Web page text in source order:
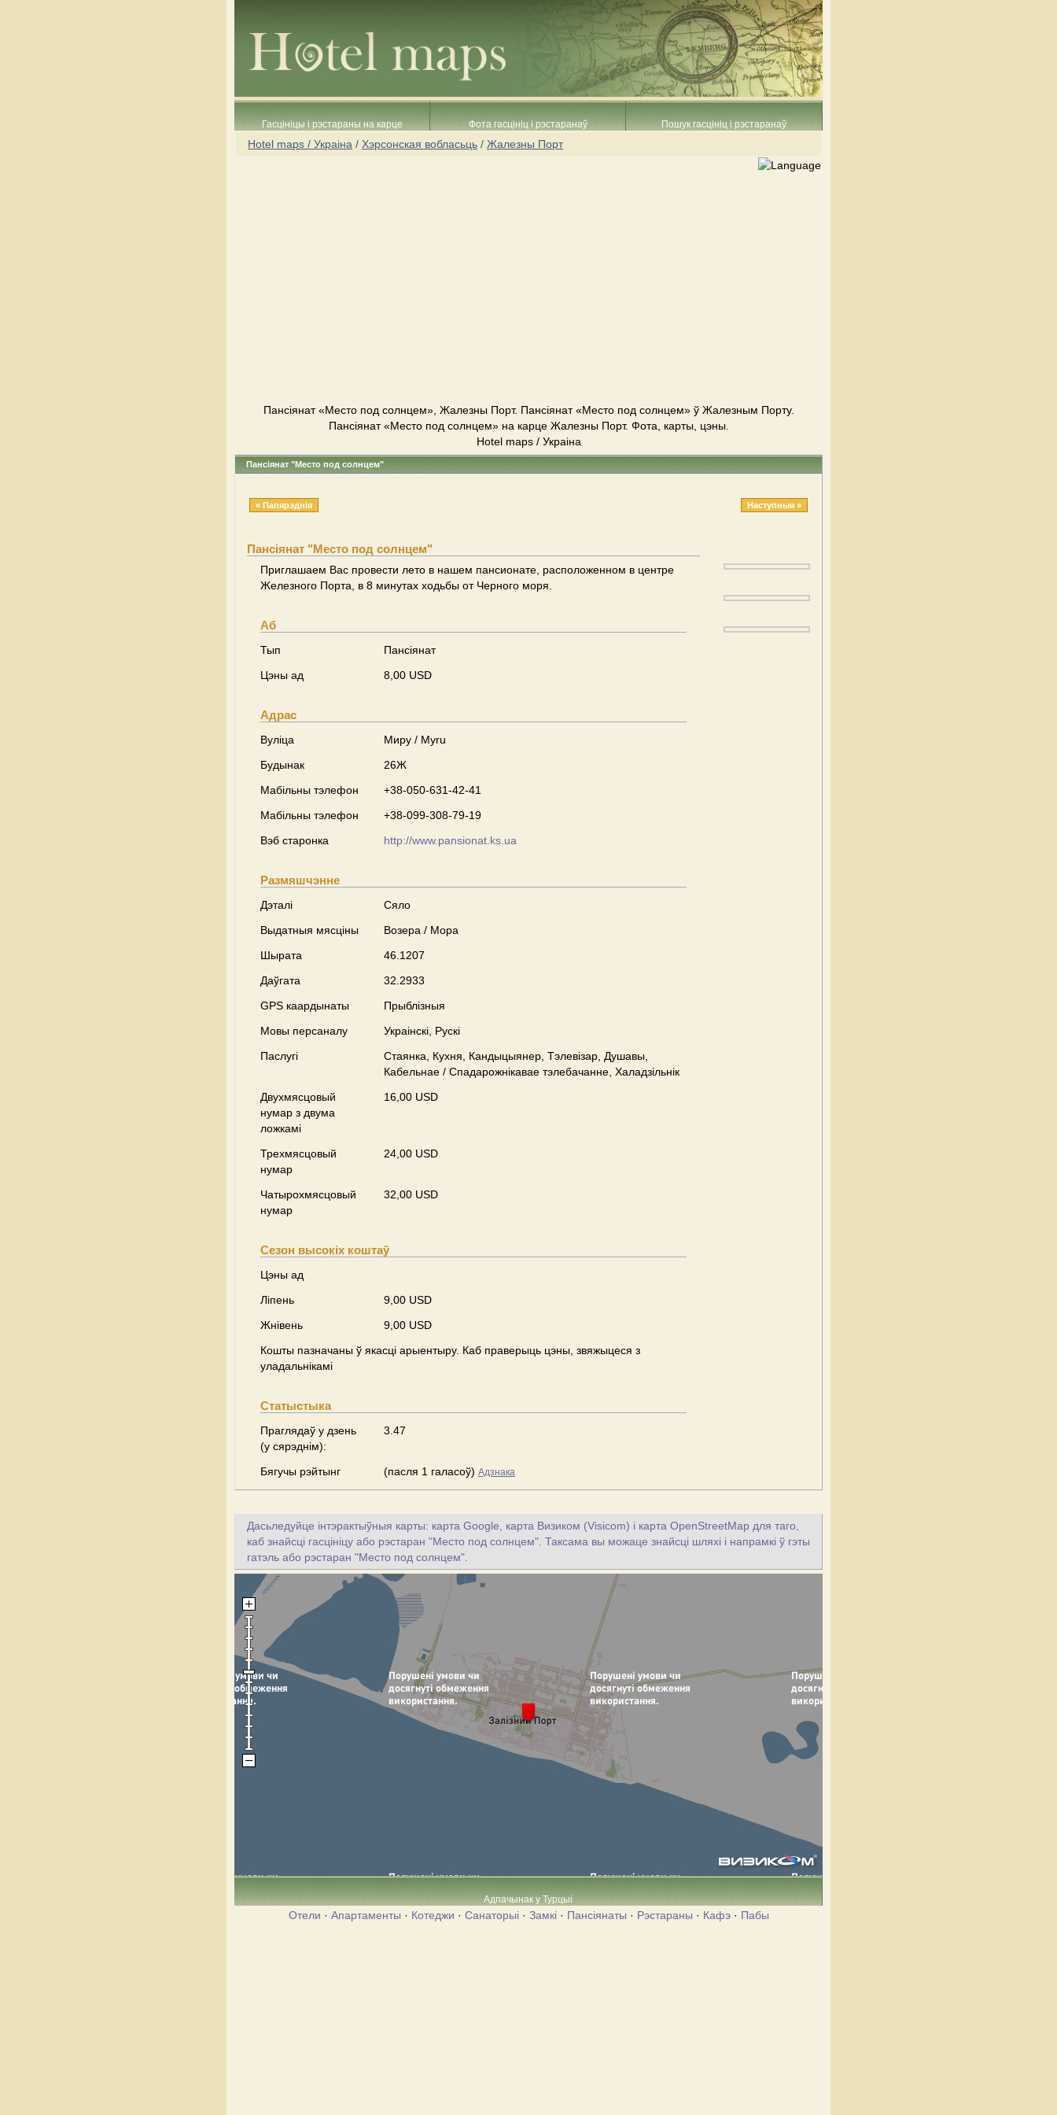
Гасцініцы і рэстараны на карце Фота гасцініц і рэстаранаў Пошук гасцініц і рэстаранаў
Hotel maps / Украіна / Хэрсонская вобласьць / Жалезны Порт
Пансіянат «Место под солнцем», Жалезны Порт. Пансіянат «Место под солнцем» ў Жалезным Порту.
Пансіянат «Место под солнцем» на карце Жалезны Порт. Фота, карты, цэны.
Hotel maps / Украіна
Пансіянат "Место под солнцем"
« Папярэднія Наступныя »
Пансіянат "Место под солнцем"
Приглашаем Вас провести лето в нашем пансионате, расположенном в центре
Железного Порта, в 8 минутах ходьбы от Черного моря.
Аб
Тып
Пансіянат
Цэны ад
8,00 USD
Адрас
Вуліца
Миру / Myru
Будынак
26Ж
Мабільны тэлефон
+38-050-631-42-41
Мабільны тэлефон
+38-099-308-79-19
Вэб старонка
http://www.pansionat.ks.ua
Размяшчэнне
Дэталі
Сяло
Выдатныя мясціны
Возера / Мора
Шырата
46.1207
Даўгата
32.2933
GPS каардынаты
Прыблізныя
Мовы персаналу
Украінскі, Рускі
Паслугі
Стаянка, Кухня, Кандыцыянер, Тэлевізар, Душавы,
Кабельнае / Спадарожнiкавае тэлебачанне, Халадзільнік
Двухмясцовый
нумар з двума
ложкамі
16,00 USD
Трехмясцовый
нумар
24,00 USD
Чатырохмясцовый
нумар
32,00 USD
Сезон высокіх коштаў
Цэны ад
Ліпень
9,00 USD
Жнівень
9,00 USD
Кошты пазначаны ў якасці арыентыру. Каб праверыць цэны, звяжыцеся з
уладальнікамі
Статыстыка
Праглядаў у дзень
(у сярэднім):
3.47
Бягучы рэйтынг (пасля 1 галасоў) Адзнака
Дасьледуйце інтэрактыўныя карты: карта Google, карта Визиком (Visicom) і карта OpenStreetMap для таго,
каб знайсці гасцініцу або рэстаран "Место под солнцем". Таксама вы можаце знайсці шляхі і напрамкі ў гэты
гатэль або рэстаран "Место под солнцем".
Адпачынак у Турцыі
Отели · Апартаменты · Котеджи · Санаторыі· Замкі· Пансіянаты · Рэстараны · Кафэ· Пабы